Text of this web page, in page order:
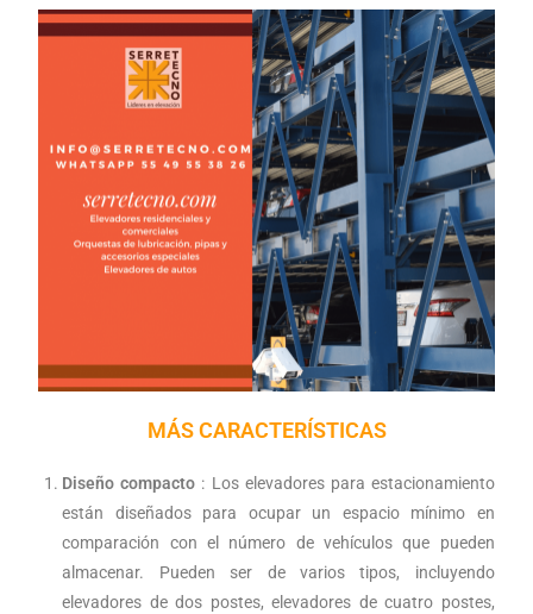
MÁS CARACTERÍSTICAS
Diseño compacto : Los elevadores para estacionamiento
están diseñados para ocupar un espacio mínimo en
comparación con el número de vehículos que pueden
almacenar. Pueden ser de varios tipos, incluyendo
elevadores de dos postes, elevadores de cuatro postes,